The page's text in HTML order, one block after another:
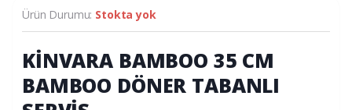
Ürün Durumu: Stokta yok
KİNVARA BAMBOO 35 CM
BAMBOO DÖNER TABANLI